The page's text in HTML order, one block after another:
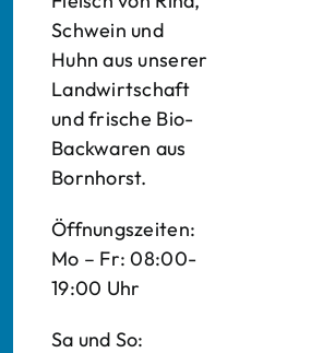
Schwein und
Huhn aus unserer
Landwirtschaft
und frische Bio-
Backwaren aus
Bornhorst.
Öffnungszeiten:
Mo – Fr: 08:00-
19:00 Uhr
Sa und So: